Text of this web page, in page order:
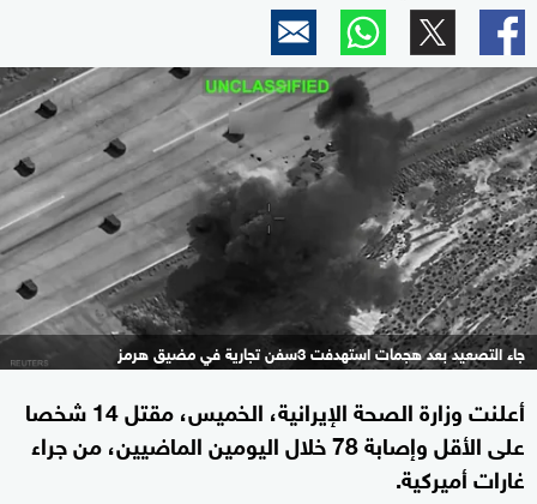
جاء التصعيد بعد هجمات استهدفت 3سفن تجارية في مضيق هرمز
أعلنت وزارة الصحة الإيرانية، الخميس، مقتل 14 شخصا
على الأقل وإصابة 78 خلال اليومين الماضيين، من جراء
غارات أميركية.